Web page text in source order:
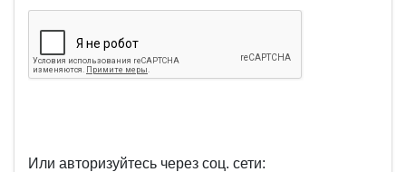
Или авторизуйтесь через соц. сети: